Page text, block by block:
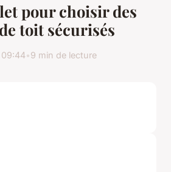
pour choisir des
toit sécurisés
•9 min de lecture